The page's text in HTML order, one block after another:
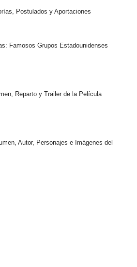
Postulados y Aportaciones
Famosos Grupos Estadounidenses
Reparto y Trailer de la Película
Autor, Personajes e Imágenes del